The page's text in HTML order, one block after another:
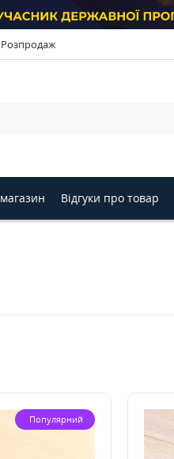
Розпродаж
Популярний
Відгуки про товар